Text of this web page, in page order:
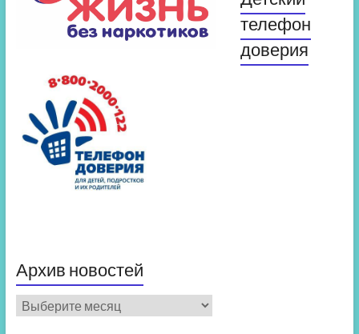
телефон
доверия
Архив новостей
Архив
новостей